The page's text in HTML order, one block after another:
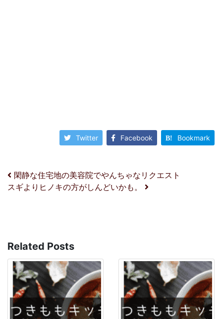
Twitter Facebook Bookmark
投稿ナビゲーション
閑静な住宅地の美容院でやんちゃなリクエスト
スギよりヒノキの方がしんどいかも。
Related Posts